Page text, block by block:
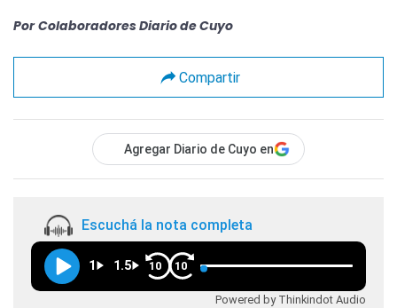
Por Colaboradores Diario de Cuyo
Compartir
Agregar Diario de Cuyo en
Escuchá la nota completa
1 1.5 10 10
Powered by Thinkindot Audio